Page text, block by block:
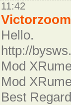
11:42
Hello.
http://
Mod
Mod
Best